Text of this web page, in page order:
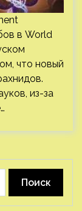
в World
что новый
из-за